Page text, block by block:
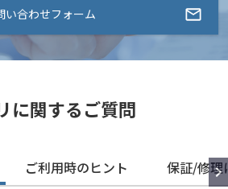
い合わせフォーム
に関するご質問
ご利用時のヒント 保証/修理